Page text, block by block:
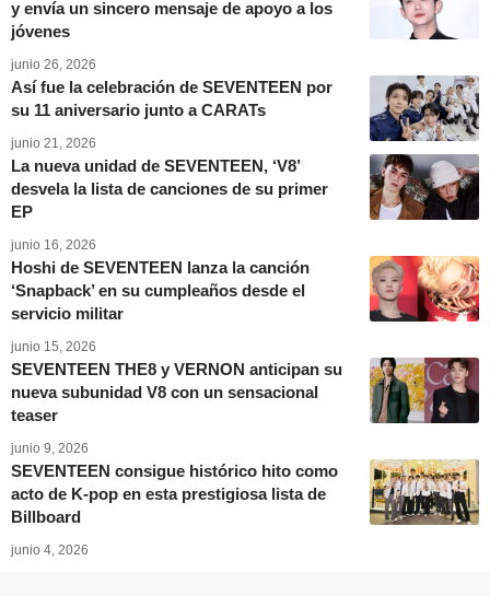
y envía un sincero mensaje de apoyo a los
jóvenes
junio 26, 2026
Así fue la celebración de SEVENTEEN por
su 11 aniversario junto a CARATs
junio 21, 2026
La nueva unidad de SEVENTEEN, ‘V8’
desvela la lista de canciones de su primer
EP
junio 16, 2026
Hoshi de SEVENTEEN lanza la canción
‘Snapback’ en su cumpleaños desde el
servicio militar
junio 15, 2026
SEVENTEEN THE8 y VERNON anticipan su
nueva subunidad V8 con un sensacional
teaser
junio 9, 2026
SEVENTEEN consigue histórico hito como
acto de K-pop en esta prestigiosa lista de
Billboard
junio 4, 2026